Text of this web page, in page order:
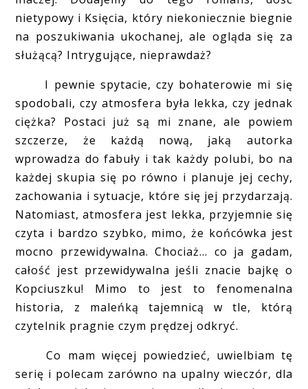
nietypowy i Księcia, który niekoniecznie biegnie
na poszukiwania ukochanej, ale ogląda się za
służącą? Intrygujące, nieprawdaż?
I pewnie spytacie, czy bohaterowie mi się
spodobali, czy atmosfera była lekka, czy jednak
ciężka? Postaci już są mi znane, ale powiem
szczerze, że każdą nową, jaką autorka
wprowadza do fabuły i tak każdy polubi, bo na
każdej skupia się po równo i planuje jej cechy,
zachowania i sytuacje, które się jej przydarzają.
Natomiast, atmosfera jest lekka, przyjemnie się
czyta i bardzo szybko, mimo, że końcówka jest
mocno przewidywalna. Chociaż... co ja gadam,
całość jest przewidywalna jeśli znacie bajkę o
Kopciuszku! Mimo to jest to fenomenalna
historia, z maleńką tajemnicą w tle, którą
czytelnik pragnie czym prędzej odkryć.
Co mam więcej powiedzieć, uwielbiam tę
serię i polecam zarówno na upalny wieczór, dla